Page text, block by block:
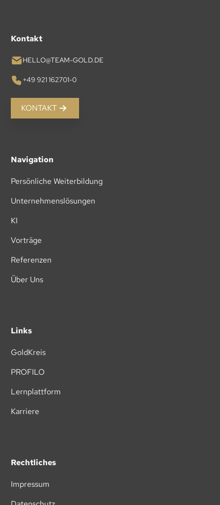
Kontakt
HELLO@TEAM-GOLD.DE
+49 921 162701-0
KONTAKT
Navigation
Persönliche Weiterbildung
Unternehmenslösungen
KI
Vorträge
Referenzen
Über Uns
Links
GoldKreis
PROFILO
Lernplattform
Karriere
Rechtliches
Impressum